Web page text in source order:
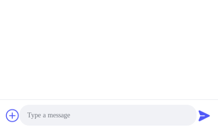
Copyright-© 2023-2026 foodgradeenzyme.com . Alle Rechte